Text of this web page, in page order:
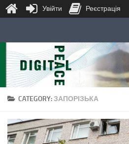
Skip to content
CATEGORY:ЗАПОРІЗЬКА
Увійти Реєстрація